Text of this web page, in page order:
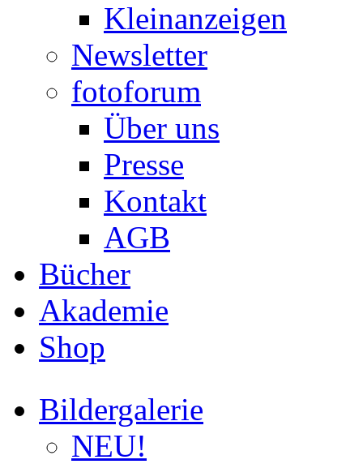
Kleinanzeigen
Newsletter
fotoforum
Über uns
Presse
Kontakt
AGB
Bücher
Akademie
Shop
Bildergalerie
NEU!